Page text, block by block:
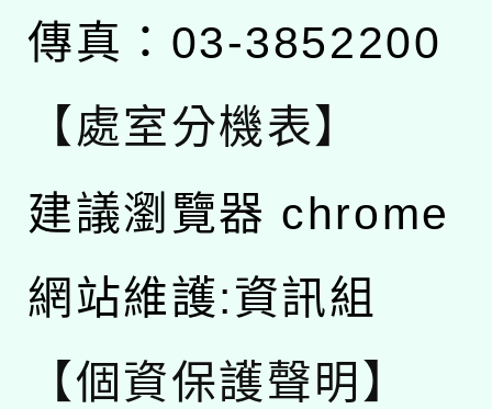
傳真：03-3852200
【處室分機表】
建議瀏覽器 chrome
網站維護:資訊組
【個資保護聲明】